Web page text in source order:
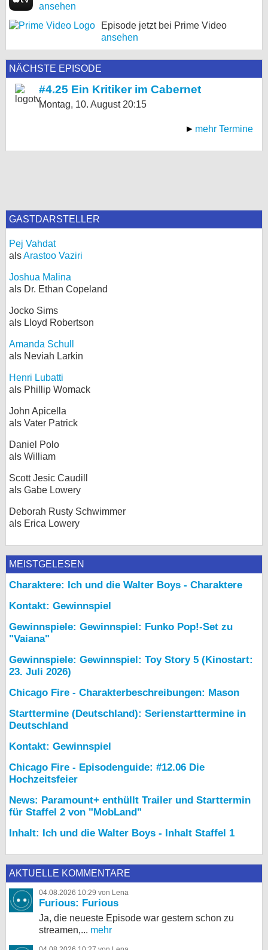
ansehen
Episode jetzt bei Prime Video
ansehen
NÄCHSTE EPISODE
#4.25 Ein Kritiker im Cabernet
Montag, 10. August 20:15
mehr Termine
GASTDARSTELLER
Pej Vahdat
alsArastoo Vaziri
Joshua Malina
als Dr. Ethan Copeland
Jocko Sims
als Lloyd Robertson
Amanda Schull
als Neviah Larkin
Henri Lubatti
als Phillip Womack
John Apicella
als Vater Patrick
Daniel Polo
als William
Scott Jesic Caudill
als Gabe Lowery
Deborah Rusty Schwimmer
als Erica Lowery
MEISTGELESEN
Charaktere: Ich und die Walter Boys - Charaktere
Kontakt: Gewinnspiel
Gewinnspiele: Gewinnspiel: Funko Pop!-Set zu
"Vaiana"
Gewinnspiele: Gewinnspiel: Toy Story 5 (Kinostart:
23. Juli 2026)
Chicago Fire - Charakterbeschreibungen: Mason
Starttermine (Deutschland): Serienstarttermine in
Deutschland
Kontakt: Gewinnspiel
Chicago Fire - Episodenguide: #12.06 Die
Hochzeitsfeier
News: Paramount+ enthüllt Trailer und Starttermin
für Staffel 2 von "MobLand"
Inhalt: Ich und die Walter Boys - Inhalt Staffel 1
AKTUELLE KOMMENTARE
04.08.2026 10:29 von Lena
Furious: Furious
Ja, die neueste Episode war gestern schon zu
streamen,... mehr